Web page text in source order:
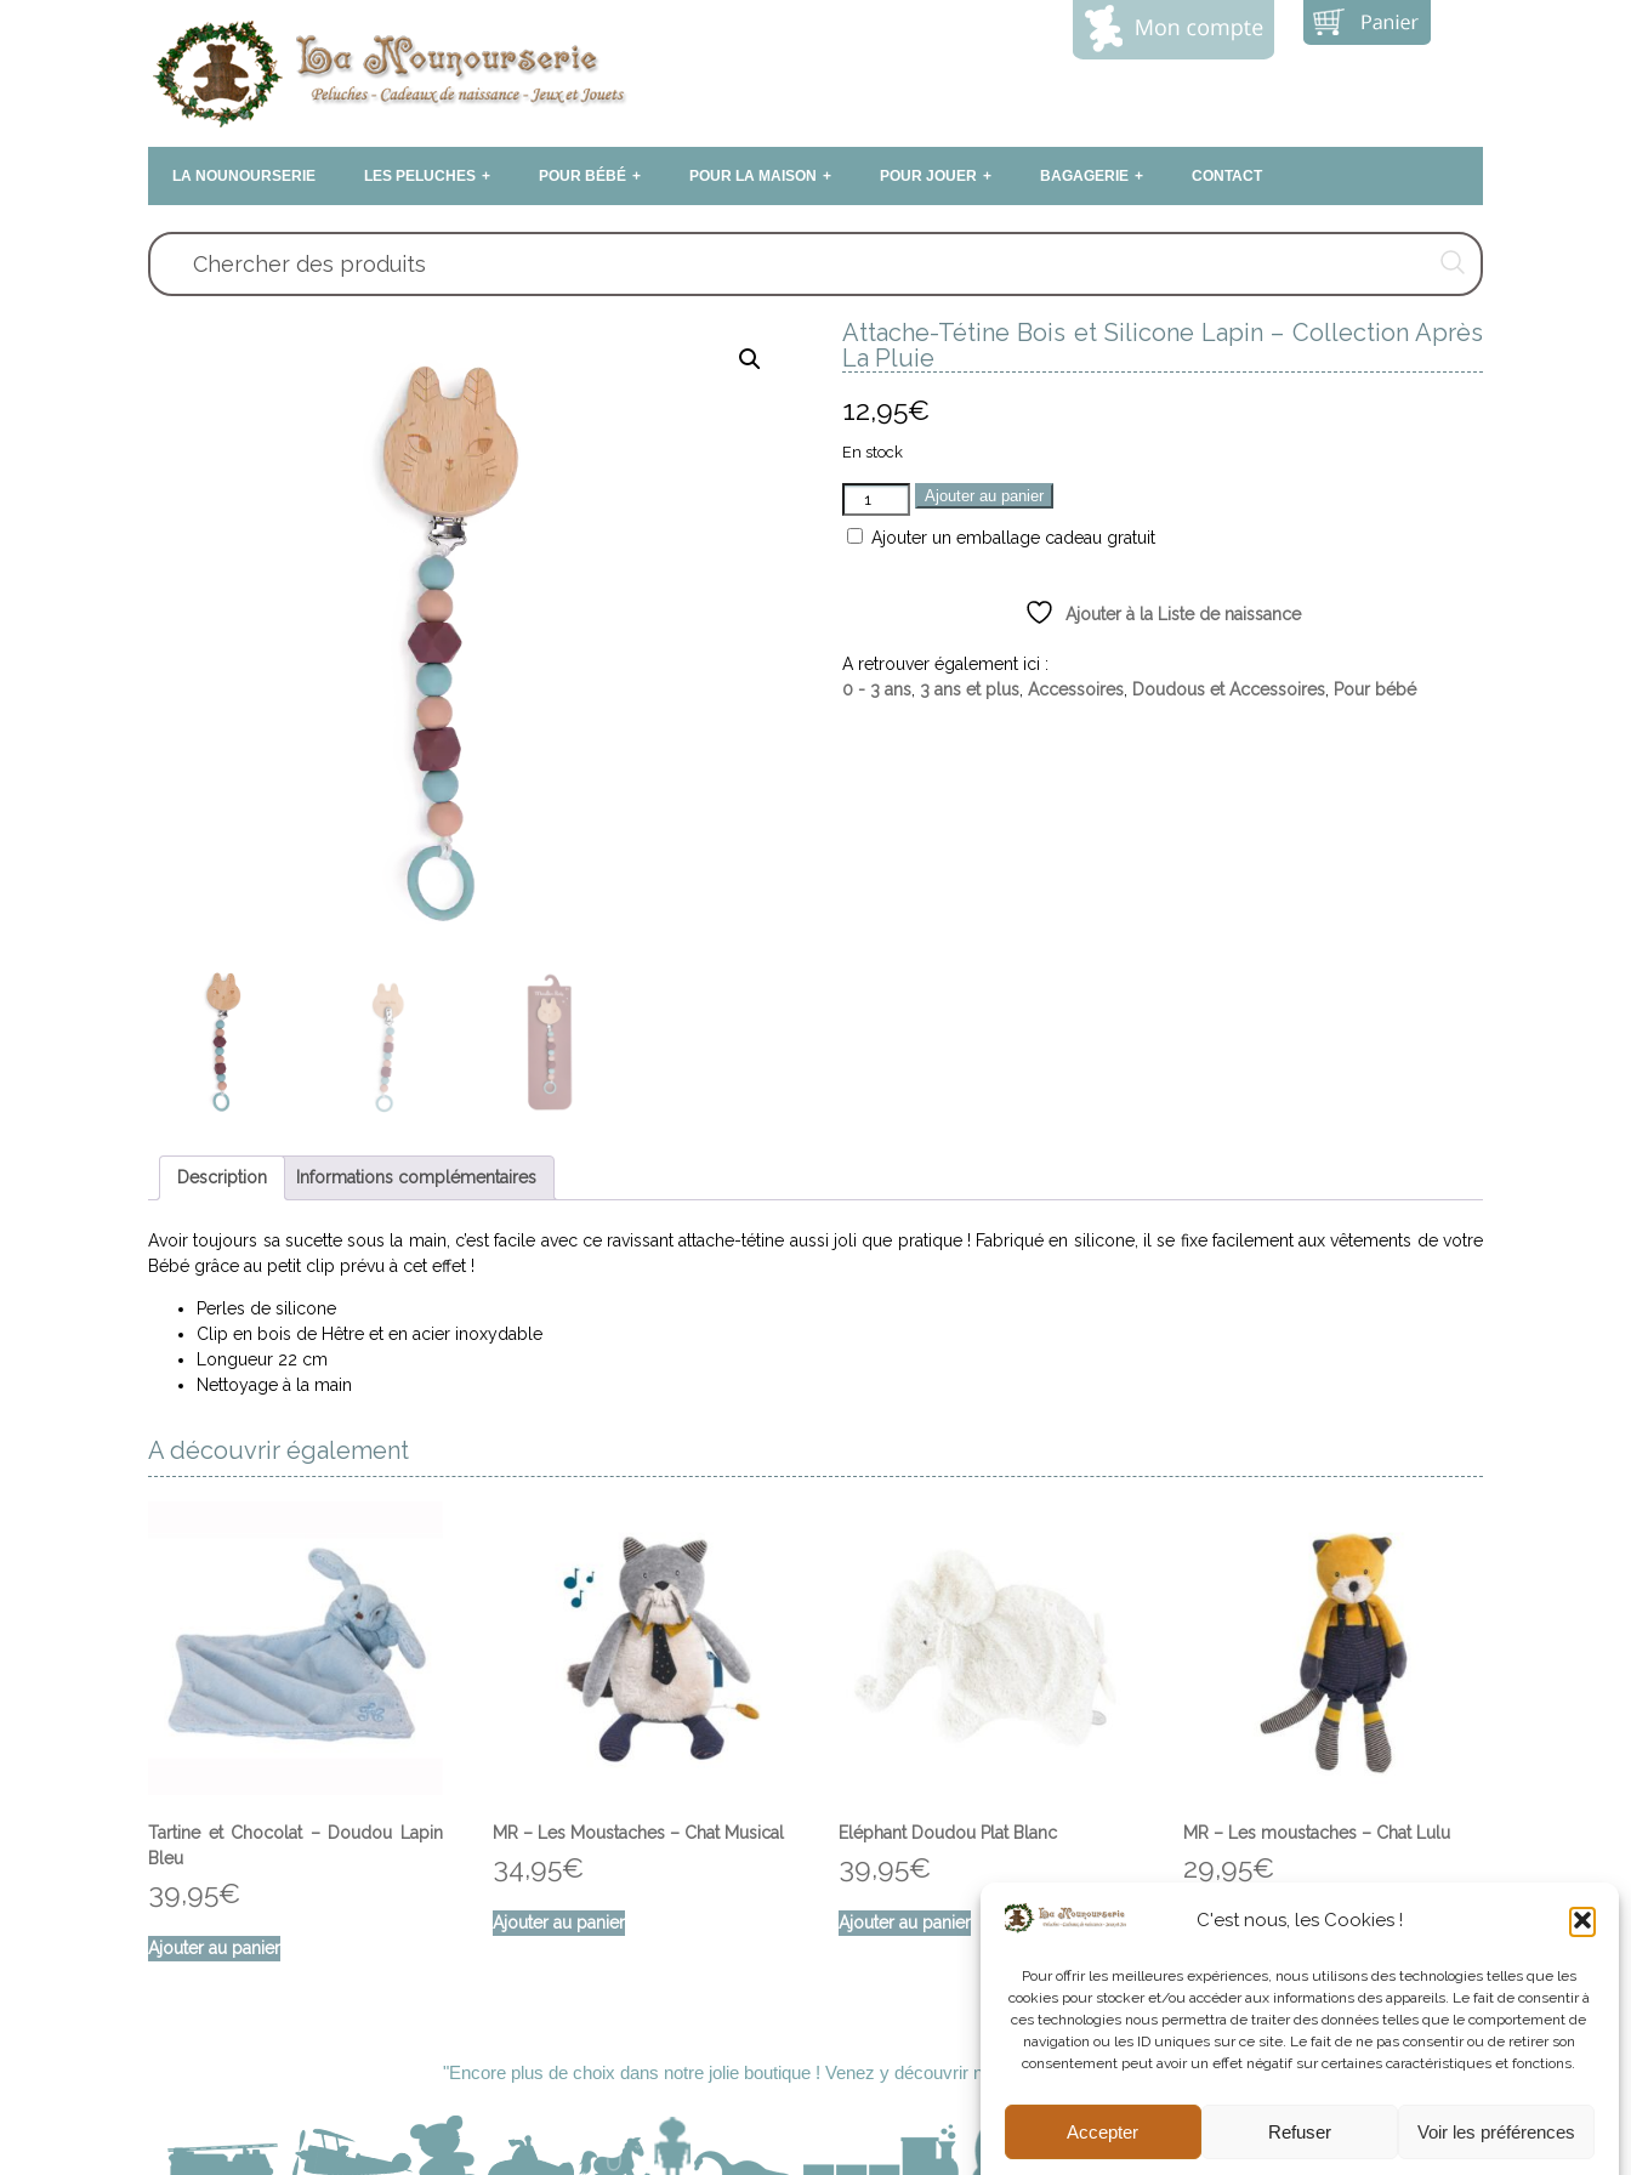
C'est nous, les Cookies !
Pour offrir les meilleures expériences, nous utilisons des technologies telles que les
cookies pour stocker et/ou accéder aux informations des appareils. Le fait de consentir à
ces technologies nous permettra de traiter des données telles que le comportement de
navigation ou les ID uniques sur ce site. Le fait de ne pas consentir ou de retirer son
consentement peut avoir un effet négatif sur certaines caractéristiques et fonctions.
Accepter Refuser Voir les préférences
LA NOUNOURSERIE LES PELUCHES POUR BÉBÉ POUR LA MAISON POUR JOUER BAGAGERIE CONTACT
Chercher des produits
Attache-Tétine Bois et Silicone Lapin – Collection Après
La Pluie
12,95€
En stock
Quantité Ajouter au panier
Ajouter un emballage cadeau gratuit
Ajouter à la Liste de naissance
A retrouver également ici :
0 - 3 ans 3 ans et plus Accessoires Doudous et Accessoires Pour bébé
Description Informations complémentaires
Avoir toujours sa sucette sous la main, c’est facile avec ce ravissant attache-tétine aussi joli que pratique ! Fabriqué en silicone, il se fixe facilement aux vêtements de votre
Bébé grâce au petit clip prévu à cet effet !
Perles de silicone
Clip en bois de Hêtre et en acier inoxydable
Longueur 22 cm
Nettoyage à la main
A découvrir également
Tartine et Chocolat – Doudou Lapin
Bleu
39,95€
Ajouter au panier
MR – Les Moustaches – Chat Musical
34,95€
Ajouter au panier
Eléphant Doudou Plat Blanc
39,95€
Ajouter au panier
MR – Les moustaches – Chat Lulu
29,95€
Ajouter au panier
"‌Encore plus de choix dans notre jolie boutique ! Venez y découvrir nos nouvelles sélections ! "